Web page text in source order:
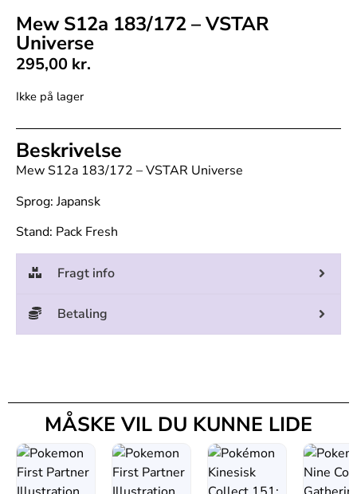
Mew S12a 183/172 – VSTAR
Universe
295,00 kr.
Ikke på lager
Beskrivelse
Mew S12a 183/172 – VSTAR Universe
Sprog: Japansk
Stand: Pack Fresh
Fragt info
Betaling
MÅSKE VIL DU KUNNE LIDE